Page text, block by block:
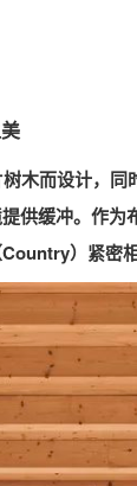
木而设计，
供缓冲。作
）紧密